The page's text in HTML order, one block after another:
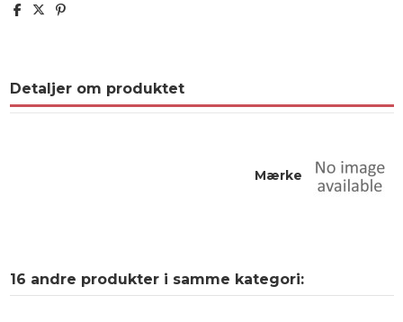
Detaljer om produktet
Mærke
16 andre produkter i samme kategori: